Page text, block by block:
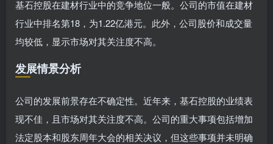
基石控股在建材行业中的竞争地位一般。公司的市值在建材
行业中排名第18，为1.22亿港元。此外，公司股价和成交量
均较低，显示市场对其关注度不高。
发展情景分析
公司的发展前景存在不确定性。近年来，基石控股的业绩表
现不佳，且市场对其关注度不高。公司的重大事项包括增加
法定股本和股东周年大会的相关决议，但这些事项并未明确